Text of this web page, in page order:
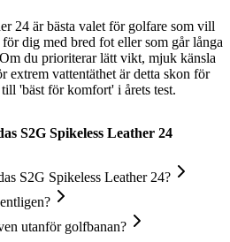
24 är bästa valet för golfare som vill
dig med bred fot eller som går långa
du prioriterar lätt vikt, mjuk känsla
extrem vattentäthet är detta skon för
'bäst för komfort' i årets test.
S2G Spikeless Leather 24
S2G Spikeless Leather 24?
utanför golfbanan?